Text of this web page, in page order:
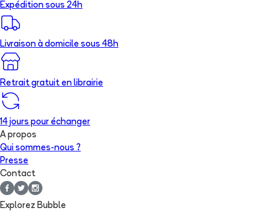
Expédition sous 24h
Livraison à domicile sous 48h
Retrait gratuit en librairie
14 jours pour échanger
A propos
Qui sommes-nous ?
Presse
Contact
Explorez Bubble